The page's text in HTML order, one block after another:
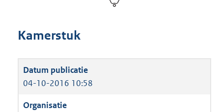
Kamerstuk
04-10-2016 10:58